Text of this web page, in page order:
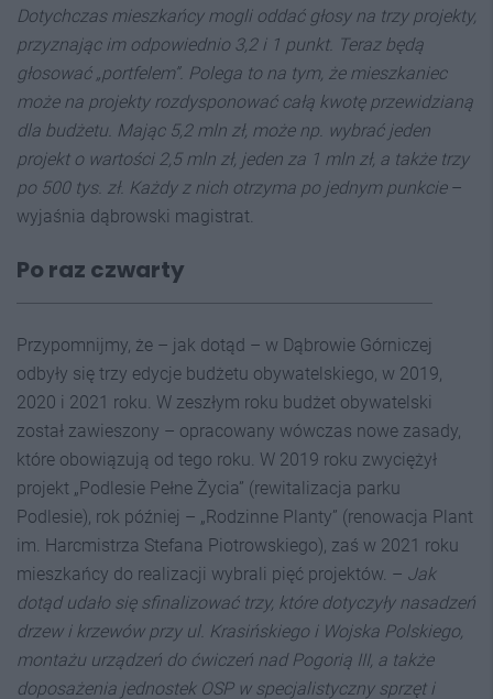
Dotychczas mieszkańcy mogli oddać głosy na trzy projekty,
przyznając im odpowiednio 3,2 i 1 punkt. Teraz będą
głosować „portfelem”. Polega to na tym, że mieszkaniec
może na projekty rozdysponować całą kwotę przewidzianą
dla budżetu. Mając 5,2 mln zł, może np. wybrać jeden
projekt o wartości 2,5 mln zł, jeden za 1 mln zł, a także trzy
po 500 tys. zł. Każdy z nich otrzyma po jednym punkcie–
wyjaśnia dąbrowski magistrat.
Po raz czwarty
Przypomnijmy, że – jak dotąd – w Dąbrowie Górniczej
odbyły się trzy edycje budżetu obywatelskiego, w 2019,
2020 i 2021 roku. W zeszłym roku budżet obywatelski
został zawieszony – opracowany wówczas nowe zasady,
które obowiązują od tego roku. W 2019 roku zwyciężył
projekt „Podlesie Pełne Życia” (rewitalizacja parku
Podlesie), rok później – „Rodzinne Planty” (renowacja Plant
im. Harcmistrza Stefana Piotrowskiego), zaś w 2021 roku
mieszkańcy do realizacji wybrali pięć projektów. – Jak
dotąd udało się sfinalizować trzy, które dotyczyły nasadzeń
drzew i krzewów przy ul. Krasińskiego i Wojska Polskiego,
montażu urządzeń do ćwiczeń nad Pogorią III, a także
doposażenia jednostek OSP w specjalistyczny sprzęt i